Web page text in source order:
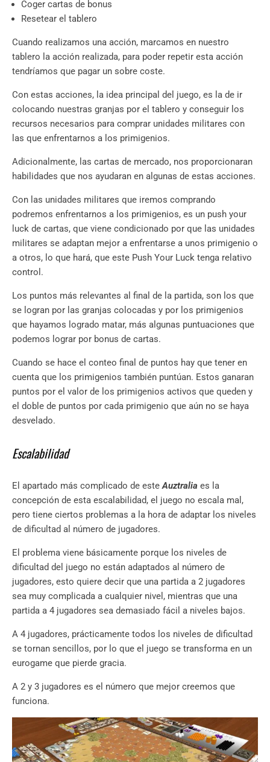
Coger cartas de bonus
Resetear el tablero
Cuando realizamos una acción, marcamos en nuestro
tablero la acción realizada, para poder repetir esta acción
tendríamos que pagar un sobre coste.
Con estas acciones, la idea principal del juego, es la de ir
colocando nuestras granjas por el tablero y conseguir los
recursos necesarios para comprar unidades militares con
las que enfrentarnos a los primigenios.
Adicionalmente, las cartas de mercado, nos proporcionaran
habilidades que nos ayudaran en algunas de estas acciones.
Con las unidades militares que iremos comprando
podremos enfrentarnos a los primigenios, es un push your
luck de cartas, que viene condicionado por que las unidades
militares se adaptan mejor a enfrentarse a unos primigenio o
a otros, lo que hará, que este Push Your Luck tenga relativo
control.
Los puntos más relevantes al final de la partida, son los que
se logran por las granjas colocadas y por los primigenios
que hayamos logrado matar, más algunas puntuaciones que
podemos lograr por bonus de cartas.
Cuando se hace el conteo final de puntos hay que tener en
cuenta que los primigenios también puntúan. Estos ganaran
puntos por el valor de los primigenios activos que queden y
el doble de puntos por cada primigenio que aún no se haya
desvelado.
Escalabilidad
El apartado más complicado de esteAuztralia es la
concepción de esta escalabilidad, el juego no escala mal,
pero tiene ciertos problemas a la hora de adaptar los niveles
de dificultad al número de jugadores.
El problema viene básicamente porque los niveles de
dificultad del juego no están adaptados al número de
jugadores, esto quiere decir que una partida a 2 jugadores
sea muy complicada a cualquier nivel, mientras que una
partida a 4 jugadores sea demasiado fácil a niveles bajos.
A 4 jugadores, prácticamente todos los niveles de dificultad
se tornan sencillos, por lo que el juego se transforma en un
eurogame que pierde gracia.
A 2 y 3 jugadores es el número que mejor creemos que
funciona.